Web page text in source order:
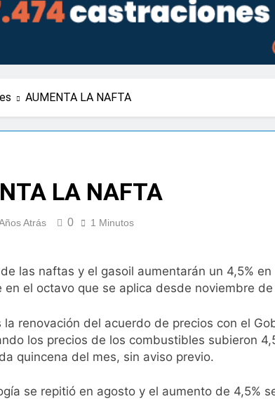
AUMENTA LA NAFTA
LA NAFTA
Atrás 0 1 Minutos
las naftas y el gasoil aumentarán un 4,5%
en el octavo que se aplica desde noviembre
la renovación del acuerdo de precios con el
los precios de los combustibles subieron
quincena del mes, sin aviso previo.
se repitió en agosto y el aumento de 4,5%